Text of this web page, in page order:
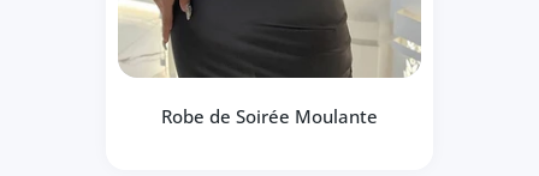
Robe de Soirée Moulante